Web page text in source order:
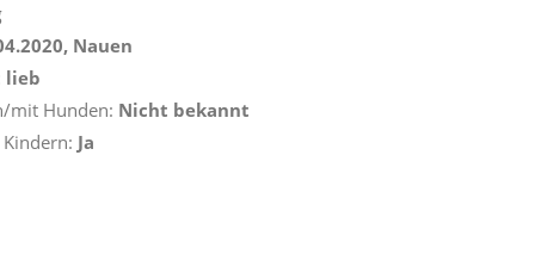
Nauen
lieb
mit Hunden: Nicht bekannt
Ja